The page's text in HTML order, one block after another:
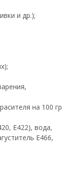
и др.);
на 100 гр
Е422), вода,
Е466,